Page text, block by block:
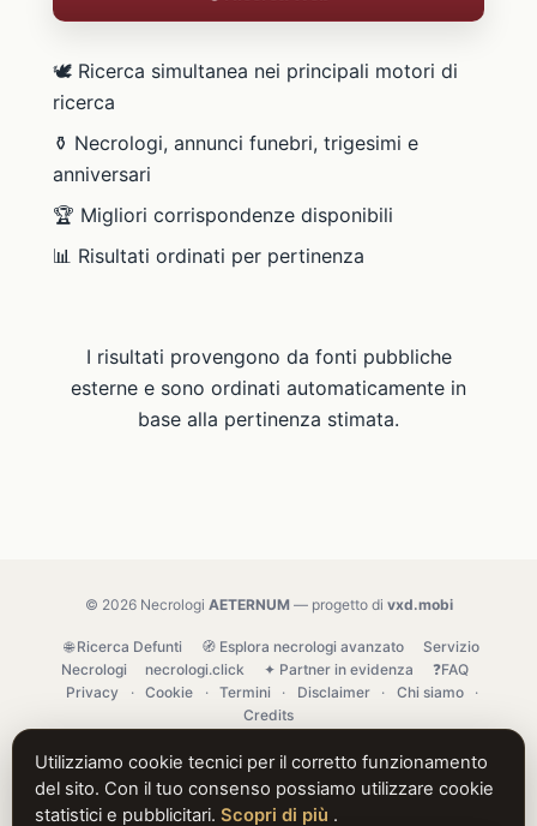
🕊️ Ricerca simultanea nei principali motori di
ricerca
⚱️ Necrologi, annunci funebri, trigesimi e
anniversari
🏆 Migliori corrispondenze disponibili
📊 Risultati ordinati per pertinenza
I risultati provengono da fonti pubbliche
esterne e sono ordinati automaticamente in
base alla pertinenza stimata.
© 2026 Necrologi AETERNUM— progetto di vxd.mobi
🌐 Ricerca Defunti 🧭 Esplora necrologi avanzato
Servizio
Necrologi
necrologi.click ✦ Partner in evidenza
❓FAQ
Privacy
· Cookie · Termini · Disclaimer · Chi siamo
·
Credits
Utilizziamo cookie tecnici per il corretto funzionamento
del sito. Con il tuo consenso possiamo utilizzare cookie
statistici e pubblicitari. Scopri di più .